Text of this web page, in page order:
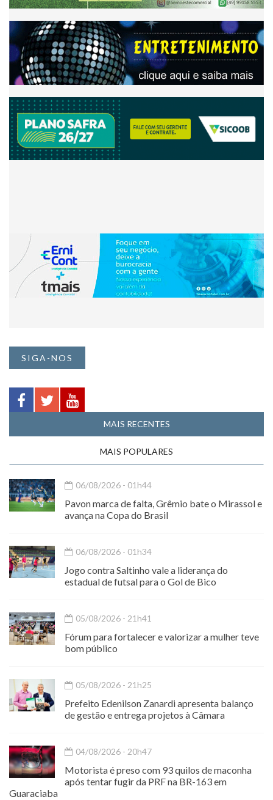
SIGA-NOS
MAIS RECENTES
MAIS POPULARES
06/08/2026 - 01h44
Pavon marca de falta, Grêmio bate o Mirassol e
avança na Copa do Brasil
06/08/2026 - 01h34
Jogo contra Saltinho vale a liderança do
estadual de futsal para o Gol de Bico
05/08/2026 - 21h41
Fórum para fortalecer e valorizar a mulher teve
bom público
05/08/2026 - 21h25
Prefeito Edenilson Zanardi apresenta balanço
de gestão e entrega projetos à Câmara
04/08/2026 - 20h47
Motorista é preso com 93 quilos de maconha
após tentar fugir da PRF na BR-163 em
Guaraciaba